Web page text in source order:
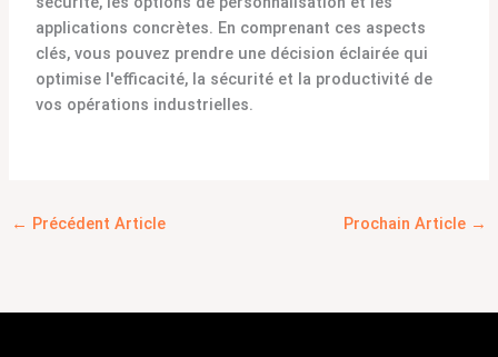
applications concrètes. En comprenant ces aspects
clés, vous pouvez prendre une décision éclairée qui
optimise l'efficacité, la sécurité et la productivité de
vos opérations industrielles.
← Précédent Article Prochain Article →